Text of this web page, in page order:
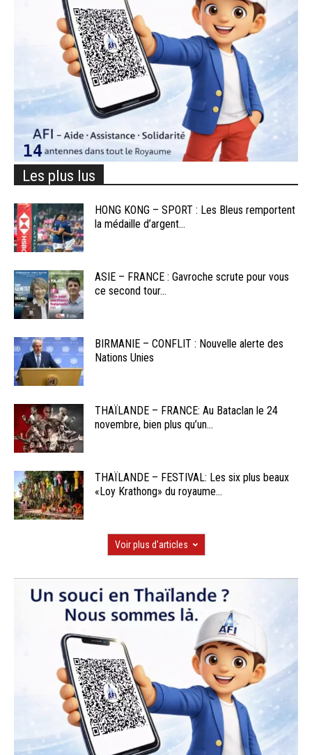
Les plus lus
HONG KONG – SPORT : Les Bleus remportent
la médaille d’argent...
ASIE – FRANCE : Gavroche scrute pour vous
ce second tour...
BIRMANIE – CONFLIT : Nouvelle alerte des
Nations Unies
THAÏLANDE – FRANCE: Au Bataclan le 24
novembre, bien plus qu’un...
THAÏLANDE – FESTIVAL: Les six plus beaux
«Loy Krathong» du royaume...
Voir plus d'articles